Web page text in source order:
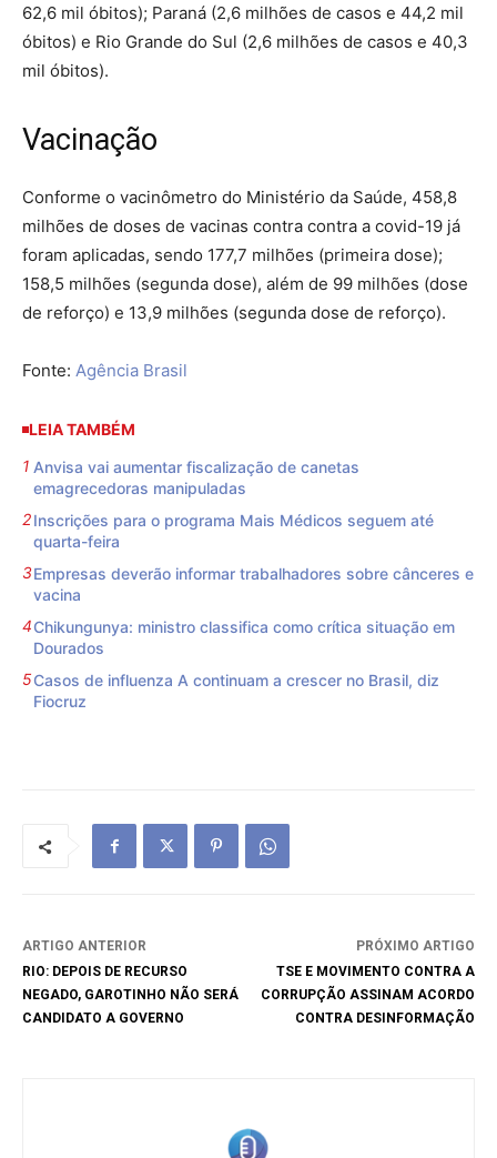
62,6 mil óbitos); Paraná (2,6 milhões de casos e 44,2 mil
óbitos) e Rio Grande do Sul (2,6 milhões de casos e 40,3
mil óbitos).
Vacinação
Conforme o vacinômetro do Ministério da Saúde, 458,8
milhões de doses de vacinas contra contra a covid-19 já
foram aplicadas, sendo 177,7 milhões (primeira dose);
158,5 milhões (segunda dose), além de 99 milhões (dose
de reforço) e 13,9 milhões (segunda dose de reforço).
Fonte: Agência Brasil
LEIA TAMBÉM
Anvisa vai aumentar fiscalização de canetas
emagrecedoras manipuladas
Inscrições para o programa Mais Médicos seguem até
quarta-feira
Empresas deverão informar trabalhadores sobre cânceres e
vacina
Chikungunya: ministro classifica como crítica situação em
Dourados
Casos de influenza A continuam a crescer no Brasil, diz
Fiocruz
ARTIGO ANTERIOR
RIO: DEPOIS DE RECURSO
NEGADO, GAROTINHO NÃO SERÁ
CANDIDATO A GOVERNO
PRÓXIMO ARTIGO
TSE E MOVIMENTO CONTRA A
CORRUPÇÃO ASSINAM ACORDO
CONTRA DESINFORMAÇÃO